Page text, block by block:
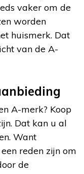
vaker om de
worden
huismerk. Dat
van de A-
A-merk? Koop
Dat kan u al
Want
reden zijn om
de